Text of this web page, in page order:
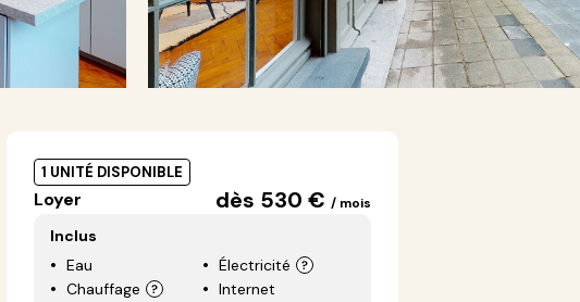
1 UNITÉ DISPONIBLE
Loyer dès 530 € / mois
Inclus
Eau
Électricité
Chauffage
Internet